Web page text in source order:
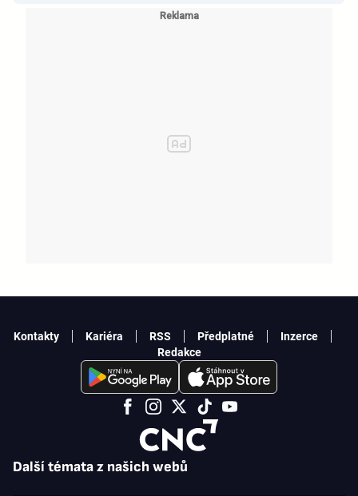
Další témata z našich webů
Kontakty Kariéra RSS Předplatné
Inzerce
Redakce